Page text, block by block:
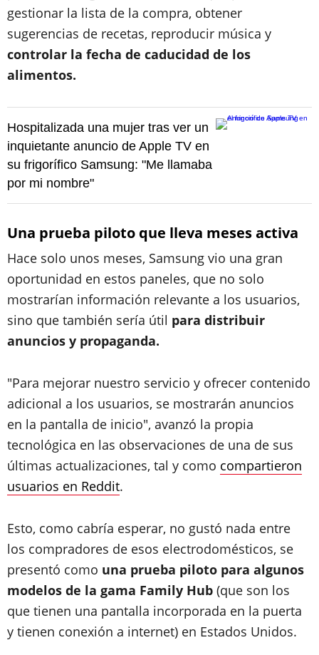
gestionar la lista de la compra, obtener
sugerencias de recetas, reproducir música y
controlar la fecha de caducidad de los
alimentos.
Hospitalizada una mujer tras ver un
inquietante anuncio de Apple TV en
su frigorífico Samsung: "Me llamaba
por mi nombre"
Una prueba piloto que lleva meses activa
Hace solo unos meses, Samsung vio una gran
oportunidad en estos paneles, que no solo
mostrarían información relevante a los usuarios,
sino que también sería útil para distribuir
anuncios y propaganda.
"Para mejorar nuestro servicio y ofrecer contenido
adicional a los usuarios, se mostrarán anuncios
en la pantalla de inicio", avanzó la propia
tecnológica en las observaciones de una de sus
últimas actualizaciones, tal y como compartieron
usuarios en Reddit.
Esto, como cabría esperar, no gustó nada entre
los compradores de esos electrodomésticos, se
presentó como una prueba piloto para algunos
modelos de la gama Family Hub (que son los
que tienen una pantalla incorporada en la puerta
y tienen conexión a internet) en Estados Unidos.